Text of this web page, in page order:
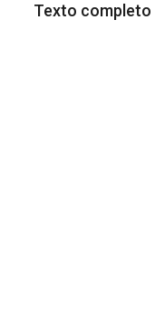
Texto completo